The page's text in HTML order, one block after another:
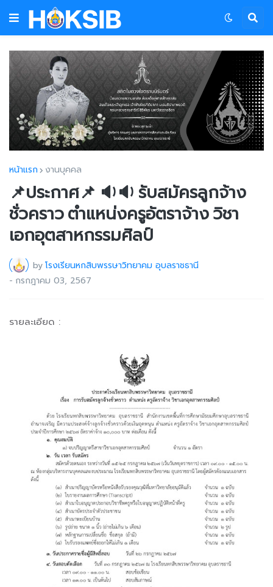
หน้าแรก งานบุคคล
📌ประกาศ📌 🔉🔉 รับสมัครลูกจ้าง
ชั่วคราว ตำแหน่งครูอัตราจ้าง วิชา
เอกอุตสาหกรรมศิลป์
byโรงเรียนหกสิบพรรษาวิทยาคม อุบลราชธานี
- กรกฎาคม 03, 2567
รายละเอียด :